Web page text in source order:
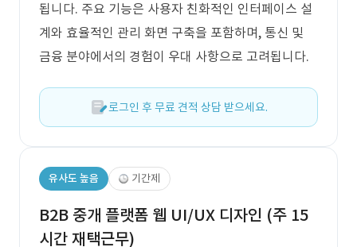
됩니다. 주요 기능은 사용자 친화적인 인터페이스 설
계와 효율적인 관리 화면 구축을 포함하며, 통신 및
금융 분야에서의 경험이 우대 사항으로 고려됩니다.
로그인 후 무료 견적 상담 받으세요.
유사도 높음 기간제
B2B 중개 플랫폼 웹 UI/UX 디자인 (주 15
시간 재택근무)